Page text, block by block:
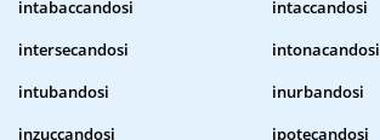
intabaccandosi
intaccandosi
intersecandosi
intonacandosi
intubandosi
inurbandosi
inzuccandosi
ipotecandosi